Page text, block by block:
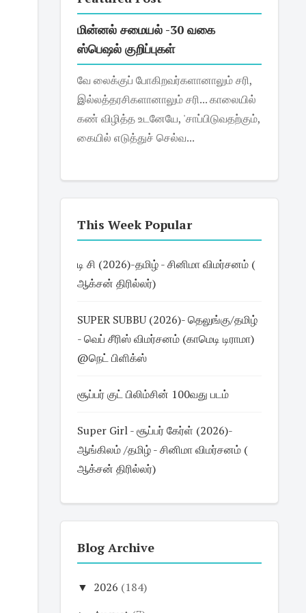
மின்னல் சமையல் -30 வகை
ஸ்பெஷல் குறிப்புகள்
வே லைக்குப் போகிறவர்களானாலும் சரி,
இல்லத்தரசிகளானாலும் சரி... காலையில்
கண் விழித்த உடனேயே, 'சாப்பிடுவதற்கும்,
கையில் எடுத்துச் செல்வ...
This Week Popular
டி சி (2026)-தமிழ் - சினிமா விமர்சனம் (
ஆக்சன் திரில்லர்)
SUPER SUBBU (2026)- தெலுங்கு/தமிழ்
- வெப் சீரிஸ் விமர்சனம் (காமெடி டிராமா)
@நெட் பிளிக்ஸ்
சூப்பர் குட் பிலிம்சின் 100வது படம்
Super Girl - சூப்பர் கேர்ள் (2026)-
ஆங்கிலம் /தமிழ் - சினிமா விமர்சனம் (
ஆக்சன் திரில்லர்)
Blog Archive
▼ 2026 (184)